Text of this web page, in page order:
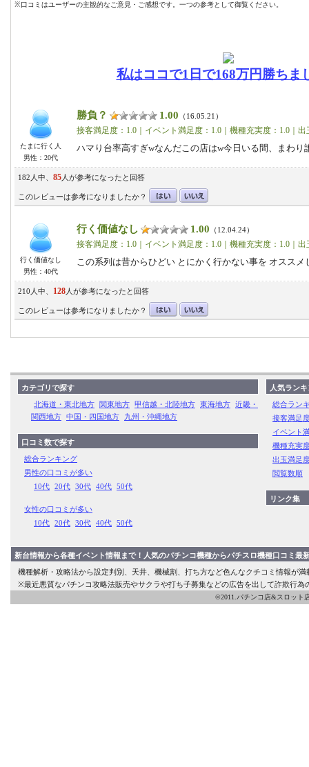
※口コミはユーザーの主観的なご意見・ご感想です。一つの参考として御覧ください。
私はココで1日で168万円勝ちま
たまに行く人
男性：20代
勝負？ 1.00 （16.05.21）
接客満足度：1.0｜イベント満足度：1.0｜機種充実度：1.0｜出
ハマり台率高すぎwなんだこの店はw今日いる間、まわり
182人中、 85 人が参考になったと回答
このレビューは参考になりましたか？
行く価値なし
男性：40代
行く価値なし 1.00 （12.04.24）
接客満足度：1.0｜イベント満足度：1.0｜機種充実度：1.0｜出
この系列は昔からひどい とにかく行かない事を オススメ
210人中、 128 人が参考になったと回答
このレビューは参考になりましたか？
カテゴリで探す
北海道・東北地方 関東地方 甲信越・北陸地方 東海地方 近畿・
関西地方 中国・四国地方 九州・沖縄地方
口コミ数で探す
総合ランキング
男性の口コミが多い
10代 20代 30代 40代 50代
女性の口コミが多い
10代 20代 30代 40代 50代
人気ラン
総合ラン
接客満足
イベント
機種充実
出玉満足
閲覧数順
リンク集
新台情報から各種イベント情報まで！人気のパチンコ機種からパチスロ機種口コミ
機種解析・攻略法から設定判別、天井、機械割、打ち方など色んなクチコミ情報が満
※最近悪質なパチンコ攻略法販売やサクラや打ち子募集などの広告を出して詐欺行為
©2011.パチンコ店&スロット